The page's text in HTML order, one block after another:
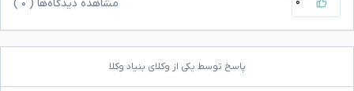
مشاهده دیدگاه‌ها ( ۰
پاسخ توسط یکی از وکلای بنیاد وکلا